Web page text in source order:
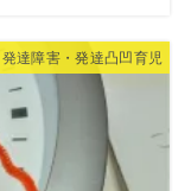
発達障害・発達凸凹育児